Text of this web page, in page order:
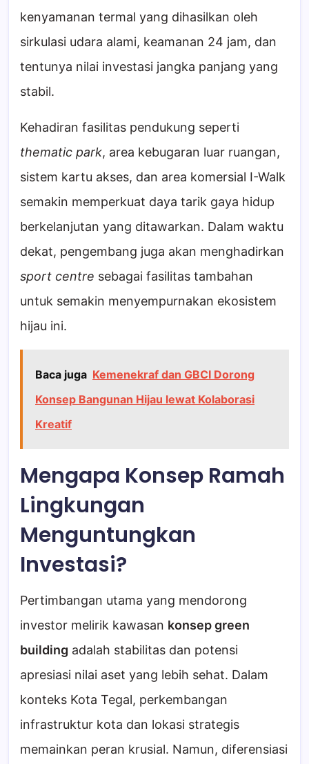
kenyamanan termal yang dihasilkan oleh
sirkulasi udara alami, keamanan 24 jam, dan
tentunya nilai investasi jangka panjang yang
stabil.
Kehadiran fasilitas pendukung seperti
thematic park, area kebugaran luar ruangan,
sistem kartu akses, dan area komersial I-Walk
semakin memperkuat daya tarik gaya hidup
berkelanjutan yang ditawarkan. Dalam waktu
dekat, pengembang juga akan menghadirkan
sport centre sebagai fasilitas tambahan
untuk semakin menyempurnakan ekosistem
hijau ini.
Baca juga Kemenekraf dan GBCI Dorong
Konsep Bangunan Hijau lewat Kolaborasi
Kreatif
Mengapa Konsep Ramah
Lingkungan
Menguntungkan
Investasi?
Pertimbangan utama yang mendorong
investor melirik kawasan konsep green
building adalah stabilitas dan potensi
apresiasi nilai aset yang lebih sehat. Dalam
konteks Kota Tegal, perkembangan
infrastruktur kota dan lokasi strategis
memainkan peran krusial. Namun, diferensiasi